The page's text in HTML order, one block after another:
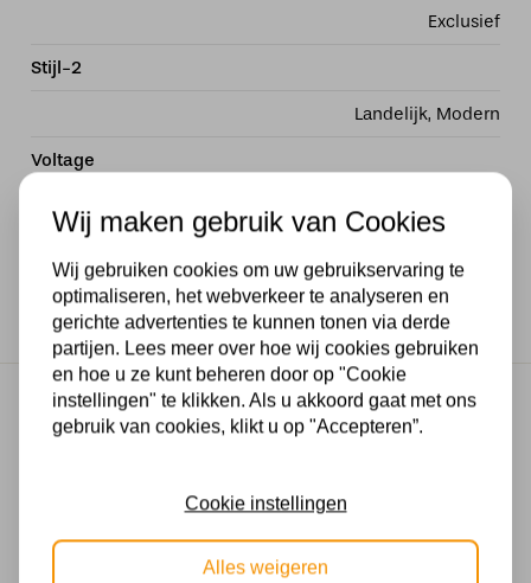
Exclusief
Stijl-2
Landelijk, Modern
Voltage
1*40W
Gratis verzending
Gratis verzending in NL vanaf € 50,-
30 dagen geld terug garantie
Veilig online betalen
Wij maken gebruik van Cookies
Wij gebruiken cookies om uw gebruikservaring te
optimaliseren, het webverkeer te analyseren en
gerichte advertenties te kunnen tonen via derde
partijen. Lees meer over hoe wij cookies gebruiken
en hoe u ze kunt beheren door op "Cookie
instellingen" te klikken. Als u akkoord gaat met ons
gebruik van cookies, klikt u op "Accepteren”.
Cookie instellingen
Alles weigeren